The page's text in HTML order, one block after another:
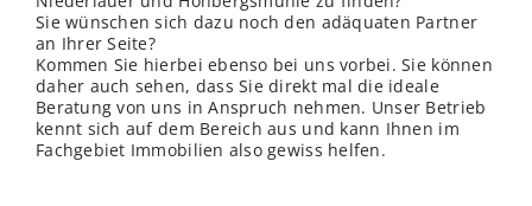
Sie wünschen sich dazu noch den adäquaten Partner
an Ihrer Seite?
Kommen Sie hierbei ebenso bei uns vorbei. Sie können
daher auch sehen, dass Sie direkt mal die ideale
Beratung von uns in Anspruch nehmen. Unser Betrieb
kennt sich auf dem Bereich aus und kann Ihnen im
Fachgebiet Immobilien also gewiss helfen.